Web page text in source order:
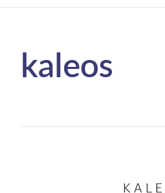
kaleos